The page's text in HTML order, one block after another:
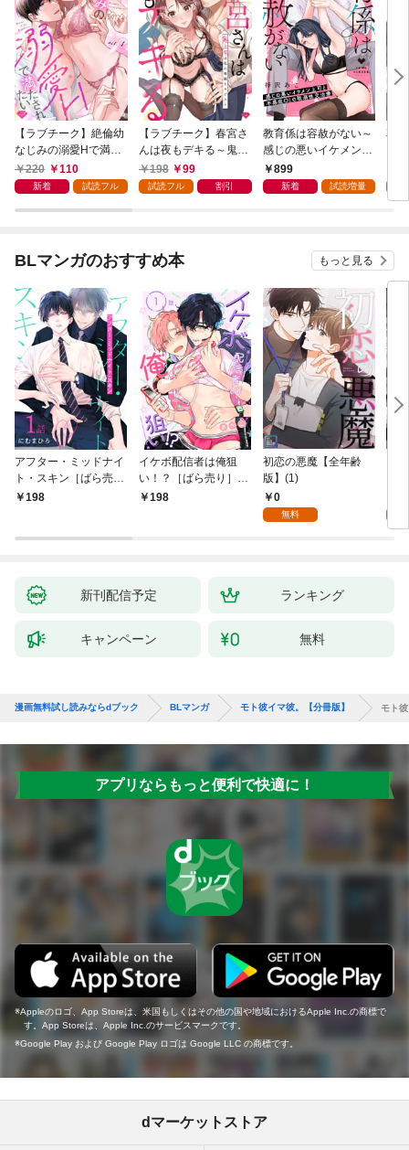
【ラブチーク】絶倫幼
なじみの溺愛Hで満た
されたい act.1
220 110
新着 試読フル
【ラブチーク】春宮さ
んは夜もデキる～鬼上
司は私の専属セラピス
ト～ act.1
198 99
試読フル 割引
教育係は容赦がない～
感じの悪いイケメン上
司と不感症OLの耽溺
性交治療～【コミック
899
新着 試読増量
花
BLマンガのおすすめ本 もっと見る
アフター・ミッドナイ
ト・スキン［ばら売
り］ 第1話
198
イケボ配信者は俺狙
い！？［ばら売り］
第1話
198
初恋の悪魔【全年齢
版】(1)
0
無料
新刊配信予定 ランキング
キャンペーン 無料
漫画無料試し読みならdブック BLマンガ モト彼イマ彼。【分冊版】 モト
アプリならもっと便利で快適に！
Appleのロゴ、App Storeは、米国もしくはその他の国や地域におけるApple Inc.の商標で
す。App Storeは、Apple Inc.のサービスマークです。
Google Play および Google Play ロゴは Google LLC の商標です。
dマーケットストア